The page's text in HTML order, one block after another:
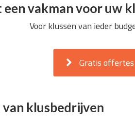
een vakman voor uw
Voor klussen van ieder
Gratis
klusbedrijven